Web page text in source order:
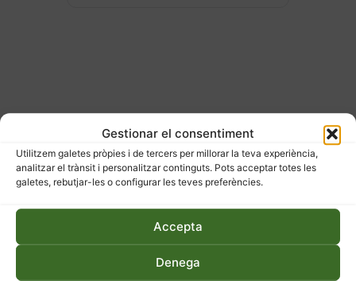
Gestionar el consentiment
Utilitzem galetes pròpies i de tercers per millorar la teva experiència,
analitzar el trànsit i personalitzar continguts. Pots acceptar totes les
galetes, rebutjar-les o configurar les teves preferències.
Accepta
Denega
ESDEVENIMENTS
RELACIONATS